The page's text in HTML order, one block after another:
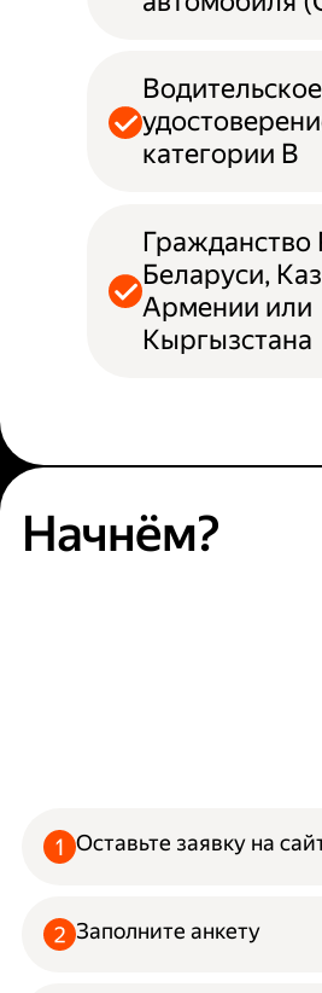
Водительское
категории B
Гражданство
Беларуси,
Армении или
Кыргызстана
Начнём?
Оставьте заявку на
Заполните анкету